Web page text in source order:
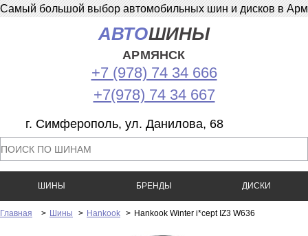
Самый большой выбор автомобильных шин и дисков в
АВТОШИНЫ
АРМЯНСК
+7 (978) 74 34 666
+7(978) 74 34 667
г. Симферополь, ул. Данилова, 68
ШИНЫ БРЕНДЫ ДИСКИ
Главная > Шины > Hankook > Hankook Winter i*cept IZ3 W636